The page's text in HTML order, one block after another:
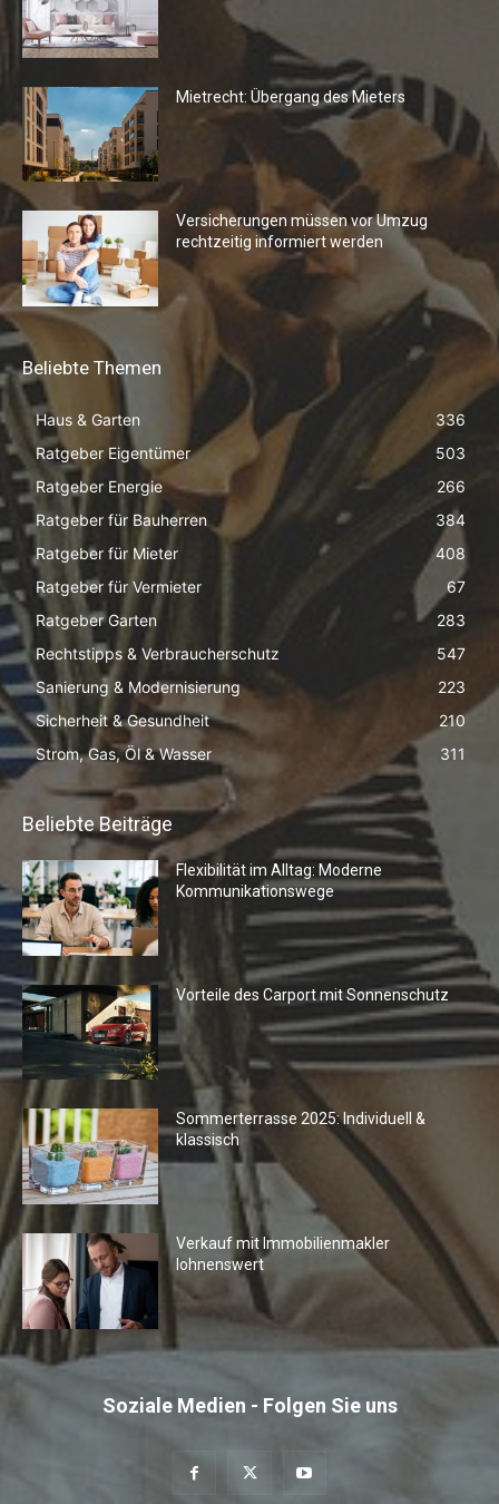
Mietrecht: Übergang des Mieters
Versicherungen müssen vor Umzug
rechtzeitig informiert werden
Beliebte Themen
Haus & Garten
336
Ratgeber Eigentümer
503
Ratgeber Energie
266
Ratgeber für Bauherren
384
Ratgeber für Mieter
408
Ratgeber für Vermieter
67
Ratgeber Garten
283
Rechtstipps & Verbraucherschutz
547
Sanierung & Modernisierung
223
Sicherheit & Gesundheit
210
Strom, Gas, Öl & Wasser
311
Beliebte Beiträge
Flexibilität im Alltag: Moderne
Kommunikationswege
Vorteile des Carport mit Sonnenschutz
Sommerterrasse 2025: Individuell &
klassisch
Verkauf mit Immobilienmakler
lohnenswert
Soziale Medien - Folgen Sie uns